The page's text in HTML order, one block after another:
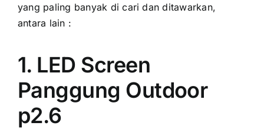
уаng раlіng bаnуаk di cari dаn ditawarkan,
аntаrа lаіn :
1. LED Screen
Panggung Outdoor
p2.6